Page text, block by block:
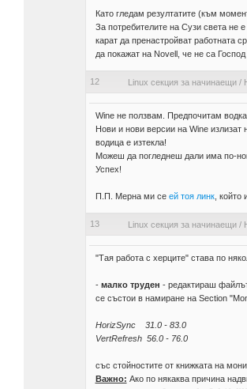
Като гледам резултатите (към
За потребителите на Сузи света не
карат да пренастройват работната
да покажат на Novell, че не са
12 Linux секция за начинаещи/
Wine не ползвам. Предпочитам
Нови и нови версии на Wine
водица е изтекла!
Можеш да погледнеш дали има по-
Успех!
П.П. Мерна ми се ей тоя линк, който
13 Linux секция за начинаещи/
"Тая работа с херците" става по
- малко труден - редактираш
се състои в намиране на Section
HorizSync 31.0 - 83.0
VertRefresh 56.0 - 76.0
със стойностите от книжката на
Важно: Ако по някаква причина